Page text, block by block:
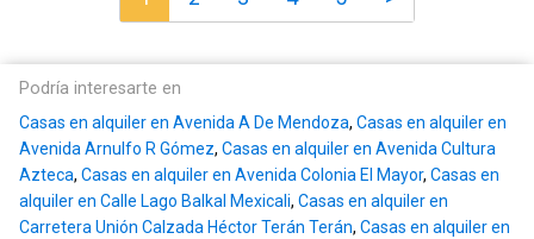
Podría interesarte en
Casas en alquiler en Avenida A De Mendoza, Casas en alquiler en
Avenida Arnulfo R Gómez, Casas en alquiler en Avenida Cultura
Azteca, Casas en alquiler en Avenida Colonia El Mayor, Casas en
alquiler en Calle Lago Balkal Mexicali, Casas en alquiler en
Carretera Unión Calzada Héctor Terán Terán, Casas en alquiler en